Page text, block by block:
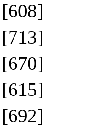
[608]
[713]
[670]
[615]
[692]